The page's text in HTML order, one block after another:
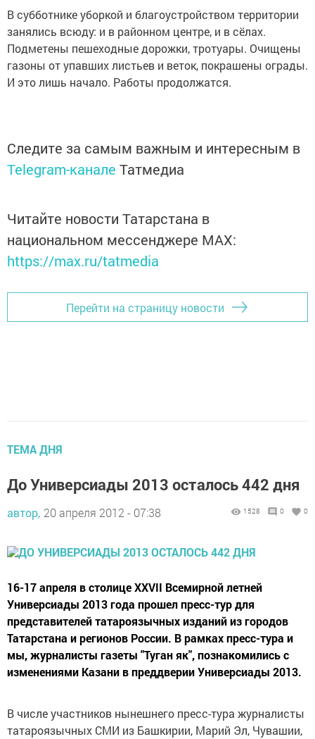
В субботнике уборкой и благоустройством территории
занялись всюду: и в районном центре, и в сёлах.
Подметены пешеходные дорожки, тротуары. Очищены
газоны от упавших листьев и веток, покрашены ограды.
И это лишь начало. Работы продолжатся.
Следите за самым важным и интересным в
Telegram-канале Татмедиа
Читайте новости Татарстана в
национальном мессенджере MАХ:
https://max.ru/tatmedia
Перейти на страницу новости
ТЕМА ДНЯ
До Универсиады 2013 осталось 442 дня
автор, 20 апреля 2012 - 07:38 1528 0 0
16-17 апреля в столице XXVII Всемирной летней
Универсиады 2013 года прошел пресс-тур для
представителей татароязычных изданий из городов
Татарстана и регионов России. В рамках пресс-тура и
мы, журналисты газеты "Туган як", познакомились с
изменениями Казани в преддверии Универсиады 2013.
В числе участников нынешнего пресс-тура журналисты
татароязычных СМИ из Башкирии, Марий Эл, Чувашии,